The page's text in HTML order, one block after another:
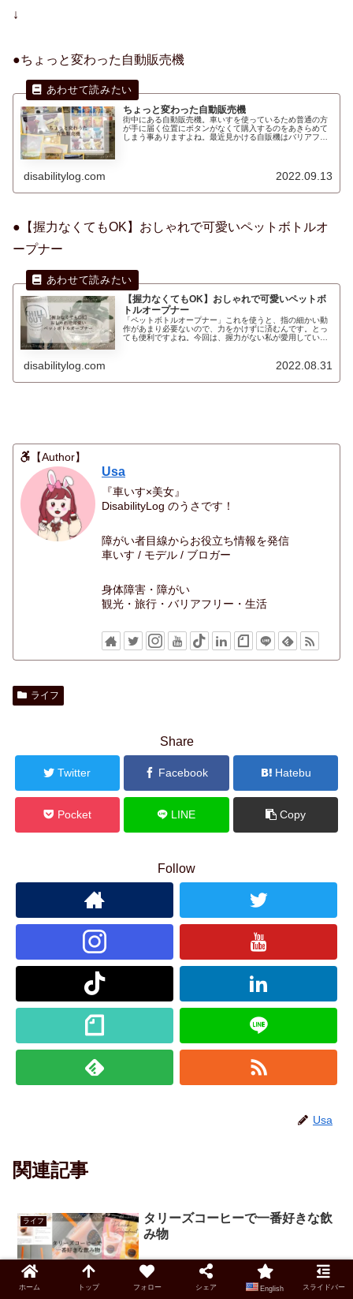
↓
●ちょっと変わった自動販売機
ちょっと変わった自動販売機
街中にある自動販売機。車いすを使っているため普通の方
が手に届く位置にボタンがなくて購入するのをあきらめて
しまう事ありますよね。最近見かける自販機はバリアフリ
disabilitylog.com 2022.09.13
●【握力なくてもOK】おしゃれで可愛いペットボトルオ
ープナー
【握力なくてもOK】おしゃれで可愛いペットボ
トルオープナー
「ペットボトルオープナー」これを使うと、指の細かい動
作があまり必要ないので、力をかけずに済むんです。とっ
ても便利ですよね。今回は、握力がない私が愛用している
disabilitylog.com 2022.08.31
【Author】
Usa
『車いす×美女』
DisabilityLog のうさです！
障がい者目線からお役立ち情報を発信
車いす / モデル / ブロガー
身体障害・障がい
観光・旅行・バリアフリー・生活
ライフ
Share
Twitter Facebook Hatebu
Pocket LINE Copy
Follow
Usa
関連記事
ライフ
タリーズコーヒーで一番好きな飲
み物
タリーズコーヒーで一番好きな飲み物を紹介します。メニューやお得
ホーム トップ フォロー シェア English スライドバー